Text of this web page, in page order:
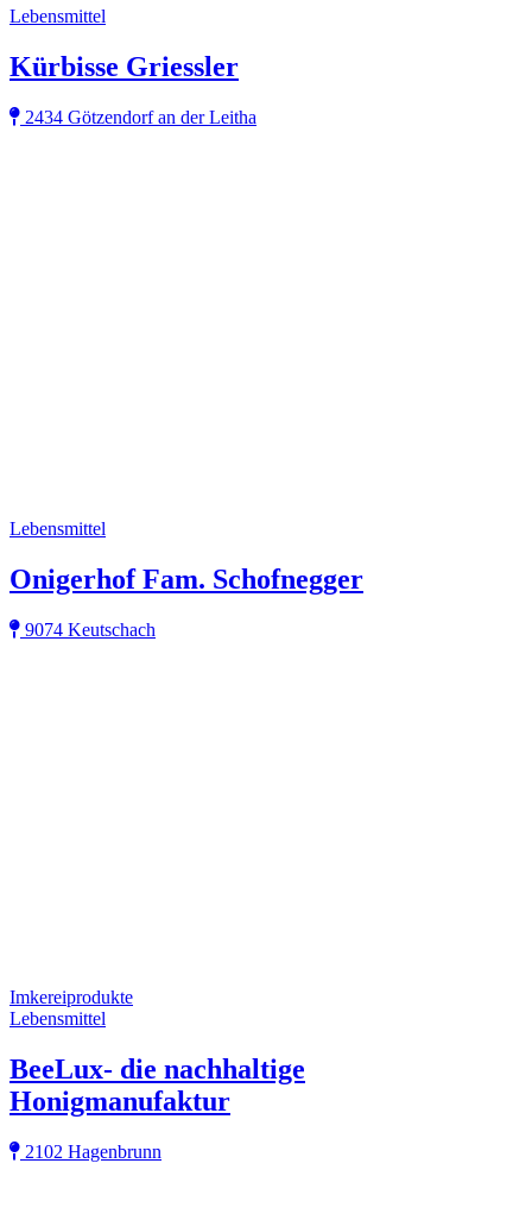
Lebensmittel
Kürbisse Griessler
2434 Götzendorf an der Leitha
Lebensmittel
Onigerhof Fam. Schofnegger
9074 Keutschach
Imkereiprodukte
Lebensmittel
BeeLux- die nachhaltige
Honigmanufaktur
2102 Hagenbrunn